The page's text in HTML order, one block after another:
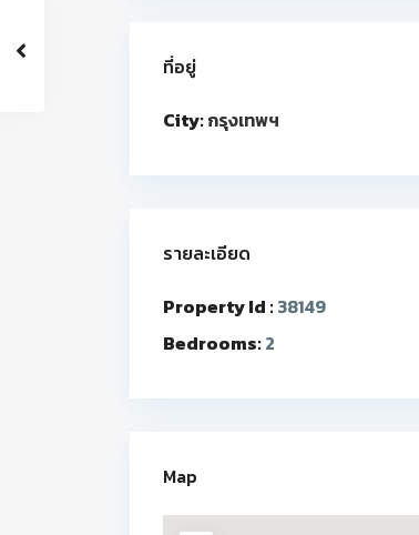
ที่อยู่
City:กรุงเทพฯ
รายละเอียด
Property Id :38149
Bedrooms:2
Map